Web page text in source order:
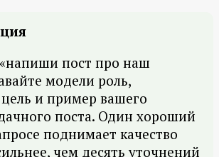
пост про наш
модели роль,
и пример вашего
поста. Один хороший
поднимает качество
чем десять уточнений